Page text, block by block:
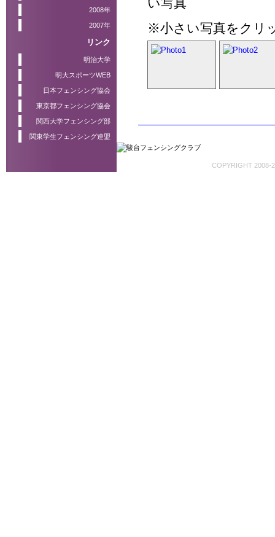
2008年
2007年
リンク
明治大学
明大スポーツWEB
日本フェンシング協会
東京都フェンシング協会
関西大学フェンシング部
関東学生フェンシング連盟
※小さい写真をクリ
COPYRIGHT 2008-